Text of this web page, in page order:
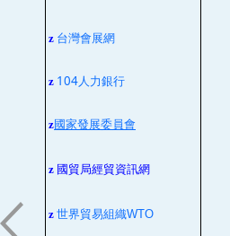
z 台灣會展網
z 104人力銀行
z國家發展委員會
z 國貿局經貿資訊網
z 世界貿易組織WTO